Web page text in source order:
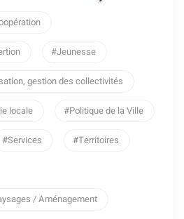
Jeunesse
gestion des collectivités
locale Politique de la Ville
Services Territoires
/ Aménagement